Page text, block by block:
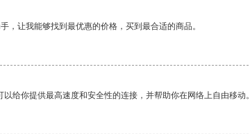
，让我能够找到最优惠的价格，买到最合适的商品。
给你提供最高速度和安全性的连接，并帮助你在网络上自由移动。